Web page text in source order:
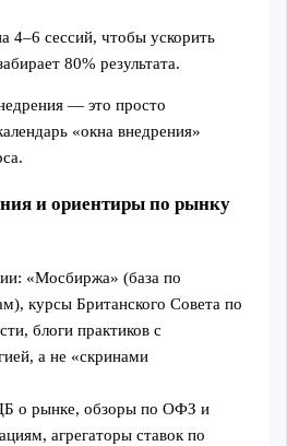
4–6 сессий, чтобы ускорить
80% результата.
— это просто
«окна внедрения»
и ориентиры по рынку
«Мосбиржа» (база по
курсы Британского Совета по
блоги практиков с
а не «скринами
о рынке, обзоры по ОФЗ и
агрегаторы ставок по